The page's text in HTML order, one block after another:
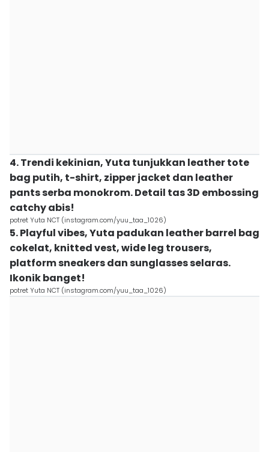
4. Trendi kekinian, Yuta tunjukkan leather tote
bag putih, t-shirt, zipper jacket dan leather
pants serba monokrom. Detail tas 3D embossing
catchy abis!
potret Yuta NCT (instagram.com/yuu_taa_1026)
5. Playful vibes, Yuta padukan leather barrel bag
cokelat, knitted vest, wide leg trousers,
platform sneakers dan sunglasses selaras.
Ikonik banget!
potret Yuta NCT (instagram.com/yuu_taa_1026)